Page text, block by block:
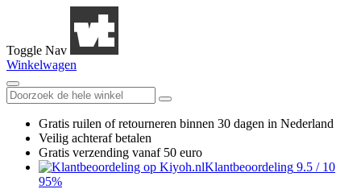
Toggle Nav
Winkelwagen
Gratis ruilen of retourneren binnen 30 dagen in Nederland
Veilig achteraf betalen
Gratis verzending vanaf 50 euro
Klantbeoordeling 9.5 / 10
95%